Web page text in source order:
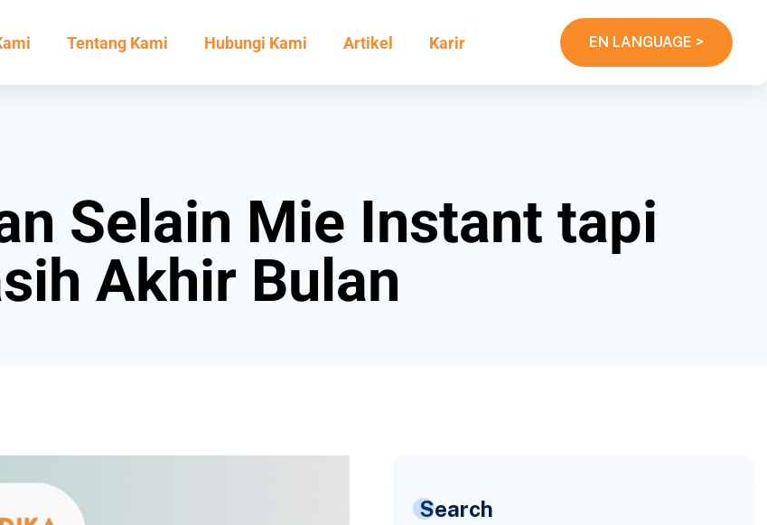
Tentang Kami Hubungi Kami Artikel Karir EN LANGUAGE >
Selain Mie Instant tapi
Akhir Bulan
Search